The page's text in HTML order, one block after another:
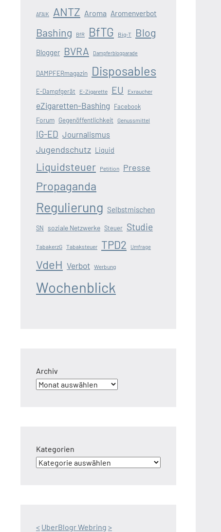
AFAIK ANTZ Aroma Aromenverbot
Bashing BfR BfTG Big-T Blog
Blogger BVRA Dampferblogparade
DAMPFERmagazin Disposables
E-Dampfgerät E-Zigarette EU Exraucher
eZigaretten-Bashing Facebook
Forum Gegenöffentlichkeit Genussmittel
IG-ED Journalismus
Jugendschutz Liquid
Liquidsteuer Petition Presse
Propaganda
Regulierung Selbstmischen
SN soziale Netzwerke Steuer Studie
TabakerzG Tabaksteuer TPD2 Umfrage
VdeH Verbot Werbung
Wochenblick
Archiv
Kategorien
< UberBlogr Webring >